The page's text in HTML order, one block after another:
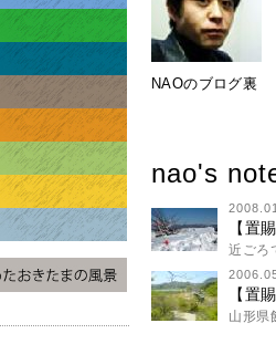
NAOのブログ裏
nao's
【置
近ごろ
【置
山形県